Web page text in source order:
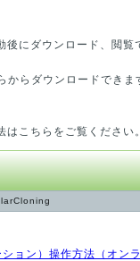
後にダウンロード、閲
からダウンロードできま
はこちらをご覧ください。
ョン）操作方法（オンラ